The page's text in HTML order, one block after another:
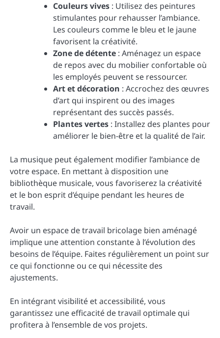
Couleurs vives : Utilisez des peintures
stimulantes pour rehausser l’ambiance.
Les couleurs comme le bleu et le jaune
favorisent la créativité.
Zone de détente : Aménagez un espace
de repos avec du mobilier confortable où
les employés peuvent se ressourcer.
Art et décoration : Accrochez des œuvres
d’art qui inspirent ou des images
représentant des succès passés.
Plantes vertes : Installez des plantes pour
améliorer le bien-être et la qualité de l’air.
La musique peut également modifier l’ambiance de
votre espace. En mettant à disposition une
bibliothèque musicale, vous favoriserez la créativité
et le bon esprit d’équipe pendant les heures de
travail.
Avoir un espace de travail bricolage bien aménagé
implique une attention constante à l’évolution des
besoins de l’équipe. Faites régulièrement un point sur
ce qui fonctionne ou ce qui nécessite des
ajustements.
En intégrant visibilité et accessibilité, vous
garantissez une efficacité de travail optimale qui
profitera à l’ensemble de vos projets.